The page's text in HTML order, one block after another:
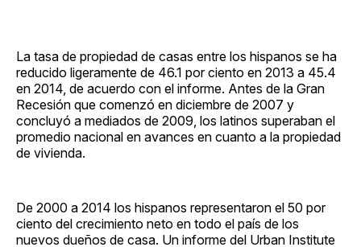
La tasa de propiedad de casas entre los hispanos se ha
reducido ligeramente de 46.1 por ciento en 2013 a 45.4
en 2014, de acuerdo con el informe. Antes de la Gran
Recesión que comenzó en diciembre de 2007 y
concluyó a mediados de 2009, los latinos superaban el
promedio nacional en avances en cuanto a la propiedad
de vivienda.
De 2000 a 2014 los hispanos representaron el 50 por
ciento del crecimiento neto en todo el país de los
nuevos dueños de casa. Un informe del Urban Institute